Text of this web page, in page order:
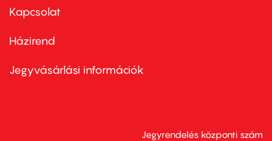
firstKapcsolat
Footer
second
Házirend
Jegyvásárlási információk
Jegyrendelés központi szám